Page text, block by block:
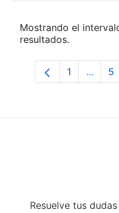
Mostrando el
resultados.
Página
1 ... 5
Resuelve tus